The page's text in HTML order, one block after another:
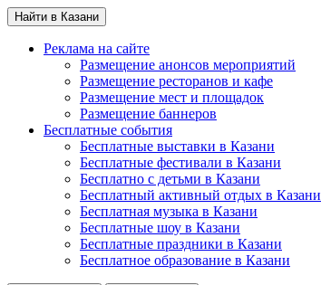
Найти в Казани
Реклама на сайте
Размещение анонсов мероприятий
Размещение ресторанов и кафе
Размещение мест и площадок
Размещение баннеров
Бесплатные события
Бесплатные выставки в Казани
Бесплатные фестивали в Казани
Бесплатно с детьми в Казани
Бесплатный активный отдых в Казани
Бесплатная музыка в Казани
Бесплатные шоу в Казани
Бесплатные праздники в Казани
Бесплатное образование в Казани